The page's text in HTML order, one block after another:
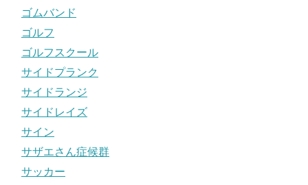
ゴムバンド
ゴルフ
ゴルフスクール
サイドプランク
サイドランジ
サイドレイズ
サイン
サザエさん症候群
サッカー